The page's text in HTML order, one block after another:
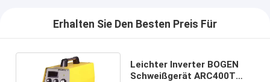
Erhalten Sie Den Besten Preis Für
Leichter Inverter BOGEN
Schweißgerät ARC400T